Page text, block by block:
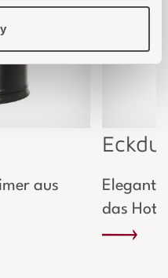
aus
das